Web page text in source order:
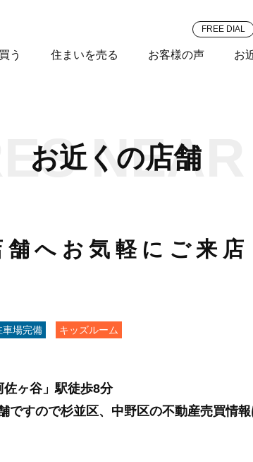
う 住まいを売る お客様の声 お
FREE DIAL
お近くの店舗
NEAR
へ お気軽にご来
車場完備 キッズルーム
ヶ谷」駅徒歩8分
ですので杉並区、中野区の不動産売買情